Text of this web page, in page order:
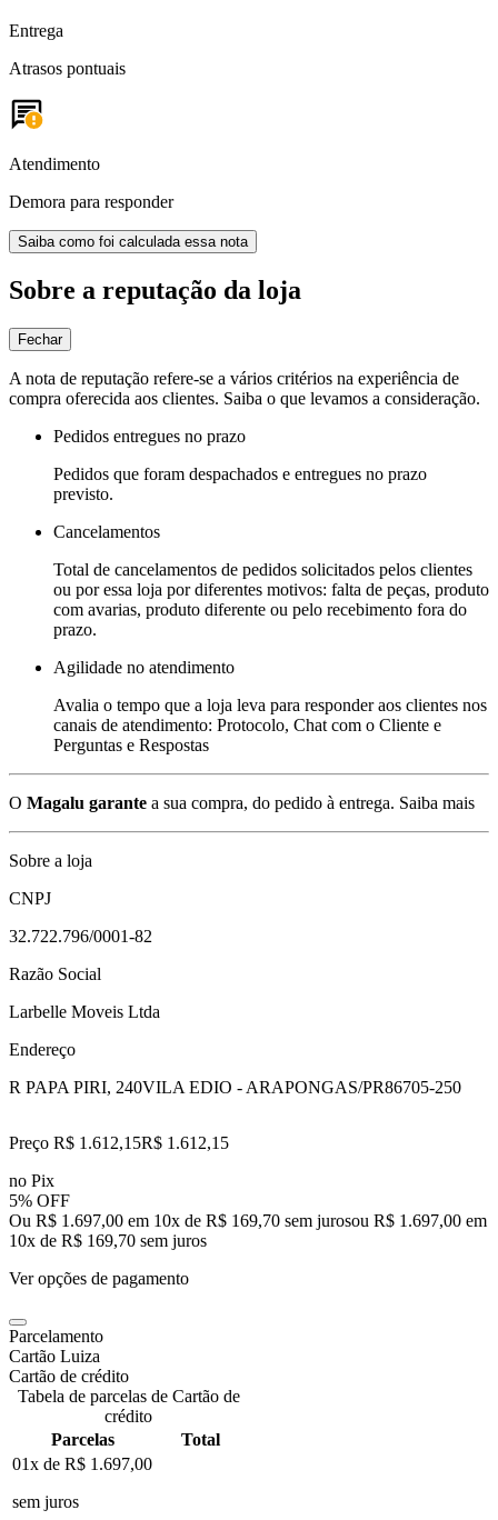
Entrega
Atrasos pontuais
Atendimento
Demora para responder
Saiba como foi calculada essa nota
Sobre a reputação da loja
Fechar
A nota de reputação refere-se a vários critérios na experiência de
compra oferecida aos clientes. Saiba o que levamos a consideração.
Pedidos entregues no prazo
Pedidos que foram despachados e entregues no prazo
previsto.
Cancelamentos
Total de cancelamentos de pedidos solicitados pelos clientes
ou por essa loja por diferentes motivos: falta de peças, produto
com avarias, produto diferente ou pelo recebimento fora do
prazo.
Agilidade no atendimento
Avalia o tempo que a loja leva para responder aos clientes nos
canais de atendimento: Protocolo, Chat com o Cliente e
Perguntas e Respostas
O Magalu garante a sua compra, do pedido à entrega. Saiba mais
Sobre a loja
CNPJ
32.722.796/0001-82
Razão Social
Larbelle Moveis Ltda
Endereço
R PAPA PIRI, 240VILA EDIO - ARAPONGAS/PR86705-250
Preço R$ 1.612,15R$ 1.612,15
no Pix
5% OFF
Ou R$ 1.697,00 em 10x de R$ 169,70 sem jurosou R$ 1.697,00 em
10x de R$ 169,70 sem juros
Ver opções de pagamento
Parcelamento
Cartão Luiza
Cartão de crédito
Tabela de parcelas de Cartão de
crédito
Parcelas
Total
01x de R$ 1.697,00
sem juros